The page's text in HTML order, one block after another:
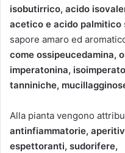
isobutirrico, acido
acetico e acido palmitico
sapore amaro ed
come ossipeucedamina,
imperatonina,
tanniniche,
Alla pianta vengono
antinfiammatorie,
espettoranti, sudorifere,